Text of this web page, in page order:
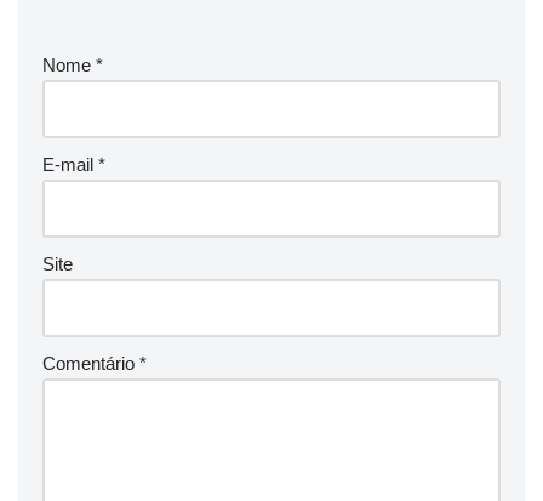
Nome *
E-mail *
Site
Comentário *